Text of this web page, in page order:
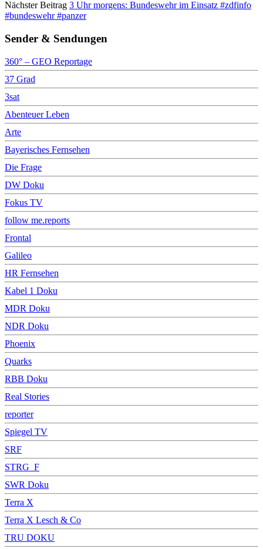
Nächster Beitrag 3 Uhr morgens: Bundeswehr im Einsatz #zdfinfo
#bundeswehr #panzer
Sender & Sendungen
360° – GEO Reportage
37 Grad
3sat
Abenteuer Leben
Arte
Bayerisches Fernsehen
Die Frage
DW Doku
Fokus TV
follow me.reports
Frontal
Galileo
HR Fernsehen
Kabel 1 Doku
MDR Doku
NDR Doku
Phoenix
Quarks
RBB Doku
Real Stories
reporter
Spiegel TV
SRF
STRG_F
SWR Doku
Terra X
Terra X Lesch & Co
TRU DOKU